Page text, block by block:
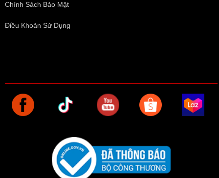
Chính Sách Bảo Mật
Điều Khoản Sử Dụng